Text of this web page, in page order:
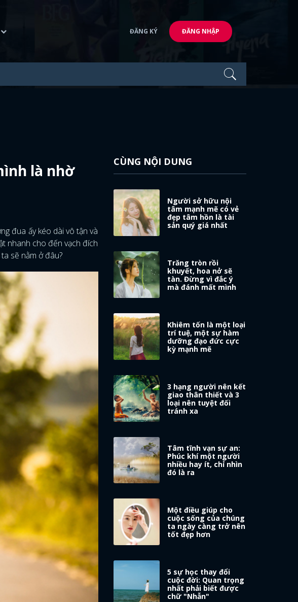
ĐĂNG KÝ ĐĂNG NHẬP
là nhờ
đua ấy kéo dài vô tận và
nhanh cho đến vạch đích
sẽ nằm ở đâu?
CÙNG NỘI DUNG
Người sở hữu nội
tâm mạnh mẽ có vẻ
đẹp tâm hồn là tài
sản quý giá nhất
Trăng tròn rồi
khuyết, hoa nở sẽ
tàn. Đừng vì đắc ý
mà đánh mất mình
Khiêm tốn là một loại
trí tuệ, một sự hàm
dưỡng đạo đức cực
kỳ mạnh mẽ
3 hạng người nên kết
giao thân thiết và 3
loại nên tuyệt đối
tránh xa
Tâm tĩnh vạn sự an:
Phúc khí một người
nhiều hay ít, chỉ nhìn
đó là ra
Một điều giúp cho
cuộc sống của chúng
ta ngày càng trở nên
tốt đẹp hơn
5 sự học thay đổi
cuộc đời: Quan trọng
nhất phải biết được
chữ "Nhẫn"